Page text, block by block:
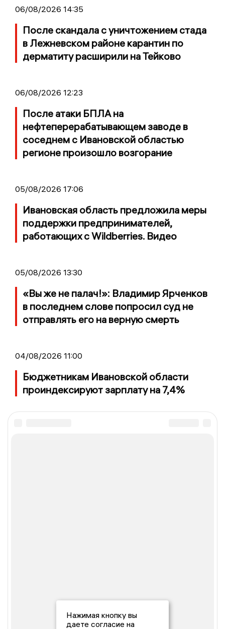
06/08/2026 14:35
После скандала с уничтожением стада
в Лежневском районе карантин по
дерматиту расширили на Тейково
06/08/2026 12:23
После атаки БПЛА на
нефтеперерабатывающем заводе в
соседнем с Ивановской областью
регионе произошло возгорание
05/08/2026 17:06
Ивановская область предложила меры
поддержки предпринимателей,
работающих с Wildberries. Видео
05/08/2026 13:30
«Вы же не палач!»: Владимир Ярченков
в последнем слове попросил суд не
отправлять его на верную смерть
04/08/2026 11:00
Бюджетникам Ивановской области
проиндексируют зарплату на 7,4%
Нажимая кнопку вы
даете согласие на